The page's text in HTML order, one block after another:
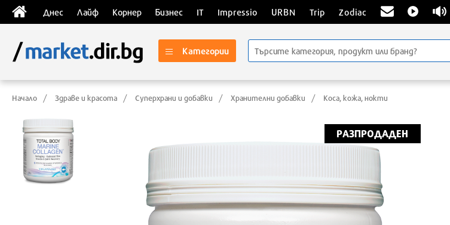
Днес Лайф Корнер Бизнес IT Impressio URBN Trip Zodiac
Категории
Начало Здраве и красота Суперхрани и добавки Хранителни добавки Коса, кожа, нокти
РАЗПРОДАДЕН